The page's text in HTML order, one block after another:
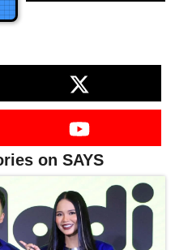
on SAYS